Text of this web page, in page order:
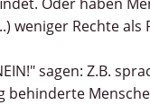
weniger Rechte als
sagen: Z.B.
behinderte